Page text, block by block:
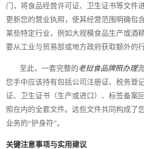
门，将食品经营许可证、卫生证书等文件
更新您的营业执照，使其经营范围明确包
某些特定行业，例如大规模食品生产或酒
要从工业与贸易部或地方政府获取额外的
至此，一套完整的老挝食品牌照办理
您手中应该持有包括公司注册证、税务登
证、卫生证书（生产或进口）、标签备案
照在内的全套文件。这些文件共同构成了
业务的“护身符”。
关键注意事项与实用建议